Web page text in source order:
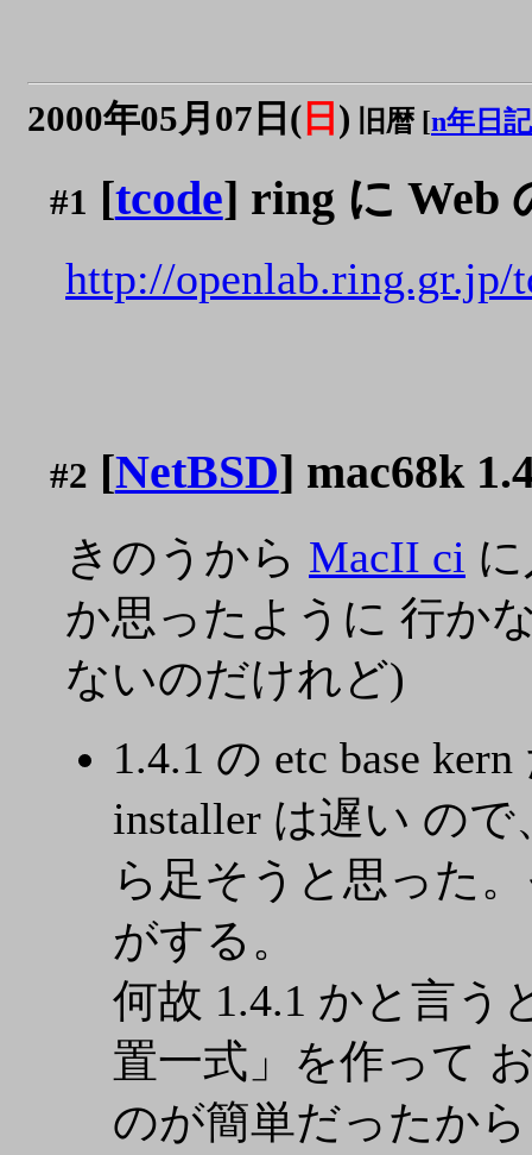
2000年05月07日( 日 ) 旧暦 [n年日記
#1 [tcode] ring に Web
http://openlab.ring.gr.jp/
#2 [NetBSD] mac68k
きのうから MacII ci
か思ったように 行か
ないのだけれど)
1.4.1 の etc base
installer は遅い の
ら足そうと思った
がする。
何故 1.4.1 かと言う
置一式」を作って
のが簡単だったか